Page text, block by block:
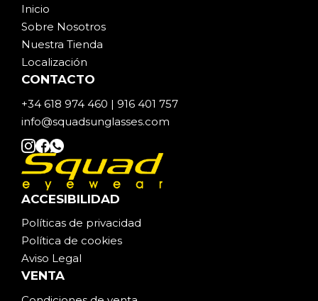
Inicio
Sobre Nosotros
Nuestra Tienda
Localización
CONTACTO
+34 618 974 460 | 916 401 757
info@squadsunglasses.com
ACCESIBILIDAD
Políticas de privacidad
Política de cookies
Aviso Legal
VENTA